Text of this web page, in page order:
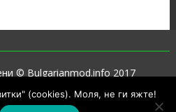
© Bulgarianmod.info 2017
|Theme: SuperNews byAcme
(cookies). Моля, не ги яжте!